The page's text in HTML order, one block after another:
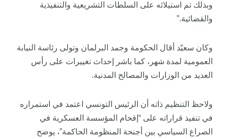
وبذلك تم استيلائه على السلطات التشريعية والتنفيذية
والقضائية.”
وكان سعيّد أقال الحكومة وجمد البرلمان وتولى رئاسة النيابة
العمومية لمدة شهر، كما باشر إحداث تغييرات على رأس
العديد من الوزارات والمصالح المدنية.
ولاحظ التنظيم ذاته أن الرئيس التونسي اعتمد في استمراره
في تنفيذ قراراته على “إقحام المؤسسة العسكرية في
الصراع السياسي بين أجنحة المنظومة الحاكمة”، يوضح